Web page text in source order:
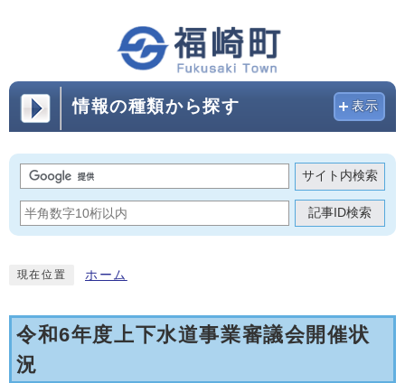
情報の種類から探す 表示
サイト内検索
記事ID検索
現在位置 ホーム
令和6年度上下水道事業審議会開催状
況